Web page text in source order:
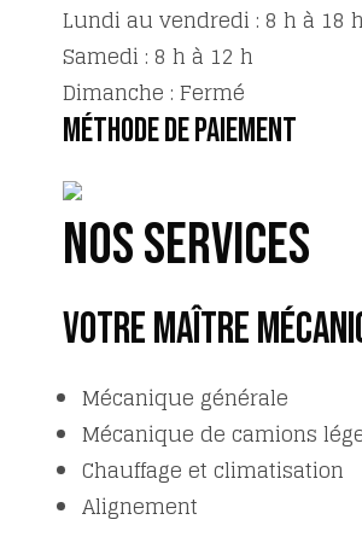
Lundi au vendredi : 8 h à 18 h
Samedi : 8 h à 12 h
Dimanche : Fermé
Méthode de paiement
Nos services
VOTRE MAÎTRE
Mécanique générale
Mécanique de camions
Chauffage et climatisation
Alignement